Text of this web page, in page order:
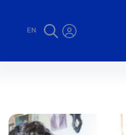
EN